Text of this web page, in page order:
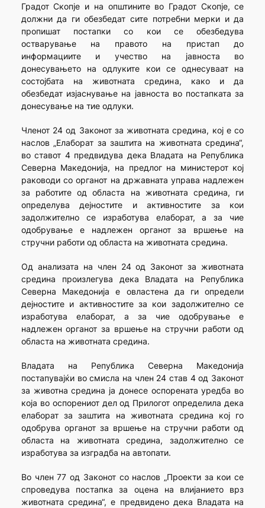
Градот Скопје и на општините во Градот Скопје, се
должни да ги обезбедат сите потребни мерки и да
пропишат постапки со кои се обезбедува
остварување на правото на пристап до
информациите и учество на јавноста во
донесувањето на одлуките кои се однесуваат на
состојбата на животната средина, како и да
обезбедат изјаснување на јавноста во постапката за
донесување на тие одлуки.
Членот 24 од Законот за животната средина, кој е со
наслов „Елаборат за заштита на животната средина“,
во ставот 4 предвидува дека Владата на Република
Северна Македонија, на предлог на министерот кој
раководи со органот на државната управа надлежен
за работите од областа на животната средина, ги
определува дејностите и активностите за кои
задолжително се изработува елаборат, а за чие
одобрување е надлежен органот за вршење на
стручни работи од областа на животната средина.
Од анализата на член 24 од Законот за животната
средина произлегува дека Владата на Република
Северна Македонија е овластена да ги определи
дејностите и активностите за кои задолжително се
изработува елаборат, а за чие одобрување е
надлежен органот за вршење на стручни работи од
областа на животната средина.
Владата на Република Северна Македонија
постапувајќи во смисла на член 24 став 4 од Законот
за животна средина ја донесе оспорената уредба во
која во оспорениот дел од Прилогот определила дека
елаборат за заштита на животната средина кој го
одобрува органот за вршење на стручни работи од
областа на животната средина, задолжително се
изработува за изградба на автопати.
Во член 77 од Законот со наслов „Проекти за кои се
спроведува постапка за оцена на влијанието врз
животната средина“, е предвидено дека Владата на